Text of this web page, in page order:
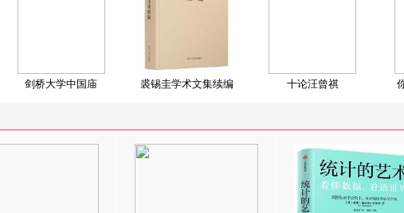
剑桥大学中国庙 裘锡圭学术文集续编 十论汪曾祺